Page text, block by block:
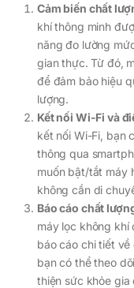
Cảm biến chất
khí thông minh
năng đo lường
gian thực. Từ đó,
để đảm bảo hiệu
lượng.
Kết nối Wi-Fi và
kết nối Wi-Fi, bạn
thông qua
muốn bật/tắt máy
không cần di
Báo cáo chất
máy lọc không khí
báo cáo chi tiết về
bạn có thể theo
thiện sức khỏe gia